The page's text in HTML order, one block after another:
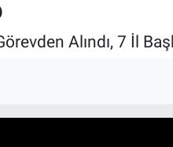
Alındı, 7 İl